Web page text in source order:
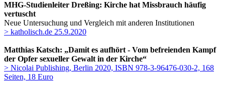
MHG-Studienleiter Dreßing: Kirche hat Missbrauch häufig
vertuscht
Neue Untersuchung und Vergleich mit anderen Institutionen
> katholisch.de 25.9.2020
Matthias Katsch: „Damit es aufhört - Vom befreienden Kampf
der Opfer sexueller Gewalt in der Kirche“
> Nicolai Publishing, Berlin 2020, ISBN 978-3-96476-030-2, 168
Seiten, 18 Euro